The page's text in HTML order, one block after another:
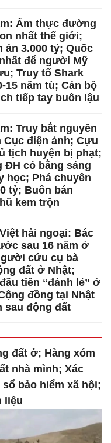
Ẩm thực đường
nhất thế giới;
án 3.000 tỷ; Quốc
để người Mỹ
Truy tố Shark
15 năm tù; Cán bộ
tiếp tay buôn lậu
Truy bắt nguyên
Cục điện ảnh; Cựu
tịch huyện bị phạt;
ĐH có bằng sáng
học; Phá chuyên
tỷ; Buôn bán
kem trộn
hải ngoại: Bác
sau 16 năm ở
cứu cụ bà
đất ở Nhật;
tiên “đánh lẻ” ở
đồng tại Nhật
sau động đất
đất ở; Hàng xóm
nhà mình; Xác
bảo hiểm xã hội;
liệu